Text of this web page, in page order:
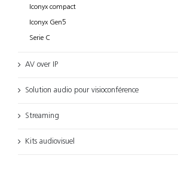
Iconyx compact
Iconyx Gen5
Serie C
AV over IP
Solution audio pour visioconférence
Streaming
Kits audiovisuel